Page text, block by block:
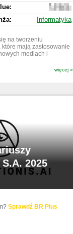
562
500
Informatyka
na tworzeniu
mają zastosowanie
mediach i
więcej »
2025
Sprawdź BR Plus